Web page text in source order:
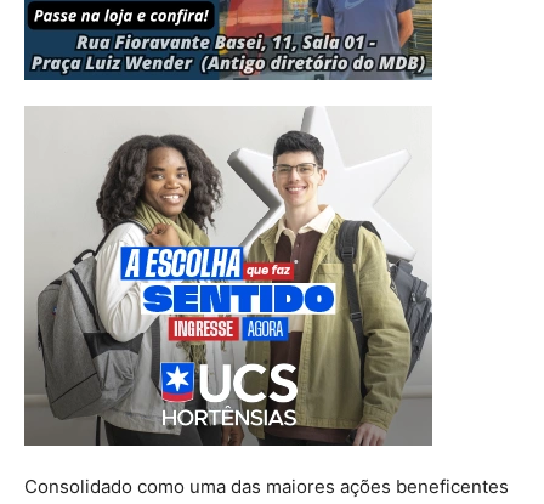
Consolidado como uma das maiores ações beneficentes